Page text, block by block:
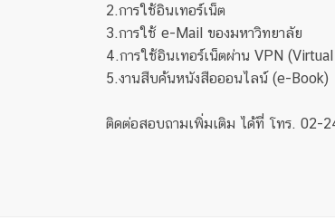
2.การใช้อินเทอร์เน็ต
3.การใช้ e-Mail ของมหาวิทยาลัย
4.การใช้อินเทอร์เน็ตผ่าน VPN
5.งานสืบค้นหนังสือออนไลน์ (e-Book)
ติดต่อสอบถามเพิ่มเติม ได้ที่ โทร. 02-